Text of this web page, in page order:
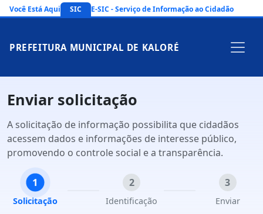
Você Está Aqui SIC E-SIC - Serviço de Informação ao Cidadão
PREFEITURA MUNICIPAL DE KALORÉ
Enviar solicitação
A solicitação de informação possibilita que cidadãos
acessem dados e informações de interesse público,
promovendo o controle social e a transparência.
1
Solicitação
2
Identificação
3
Enviar